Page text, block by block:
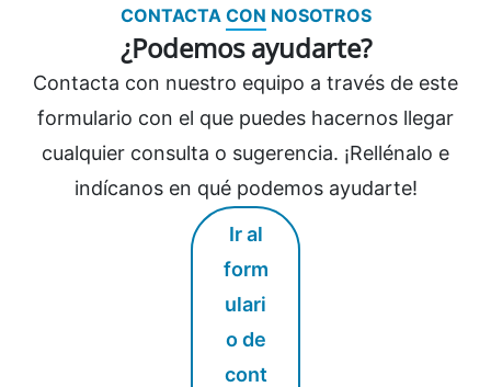
CONTACTA CON NOSOTROS
¿Podemos ayudarte?
Contacta con nuestro equipo a través de este
formulario con el que puedes hacernos llegar
cualquier consulta o sugerencia. ¡Rellénalo e
indícanos en qué podemos ayudarte!
Ir al
form
ulari
o de
cont